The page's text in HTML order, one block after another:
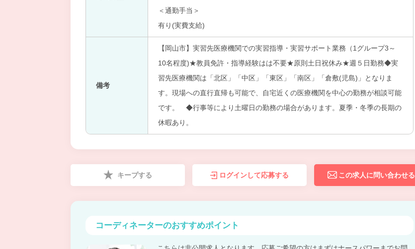
＜通勤手当＞
有り(実費支給)
備考
【岡山市】実習先医療機関での実習指導・実習サポート業務（1グループ3～
10名程度)★教員免許・指導経験はは不要★原則土日祝休み★週５日勤務◆実
習先医療機関は「北区」「中区」「東区」「南区」「倉敷(児島)」となりま
す。現場への直行直帰も可能で、自宅近くの医療機関を中心の勤務が相談可能
です。 ◆行事等により土曜日の勤務の場合があります。夏季・冬季の長期の
休暇あり。
キープする ログインして応募する この求人に問い合わせる
コーディネーターのおすすめポイント